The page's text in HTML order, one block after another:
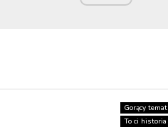
Gorący temat
To ci historia